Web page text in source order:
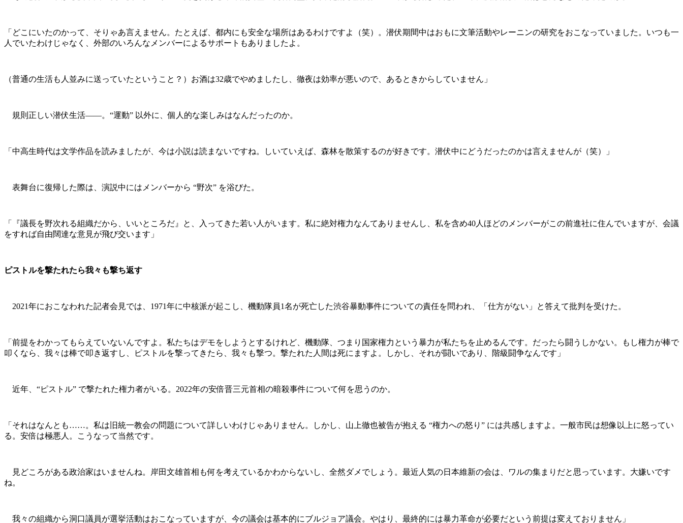
「どこにいたのかって、そりゃあ言えません。たとえば、都内にも安全な場所はあるわけですよ（笑）。潜伏期間中はおもに文筆活動やレーニンの研究をおこなっていました。いつも一
人でいたわけじゃなく、外部のいろんなメンバーによるサポートもありましたよ。
（普通の生活も人並みに送っていたということ？）お酒は32歳でやめましたし、徹夜は効率が悪いので、あるときからしていません」
規則正しい潜伏生活――。“運動” 以外に、個人的な楽しみはなんだったのか。
「中高生時代は文学作品を読みましたが、今は小説は読まないですね。しいていえば、森林を散策するのが好きです。潜伏中にどうだったのかは言えませんが（笑）」
表舞台に復帰した際は、演説中にはメンバーから “野次” を浴びた。
「『議長を野次れる組織だから、いいところだ』と、入ってきた若い人がいます。私に絶対権力なんてありませんし、私を含め40人ほどのメンバーがこの前進社に住んでいますが、会議
をすれば自由闊達な意見が飛び交います」
ピストルを撃たれたら我々も撃ち返す
2021年におこなわれた記者会見では、1971年に中核派が起こし、機動隊員1名が死亡した渋谷暴動事件についての責任を問われ、「仕方がない」と答えて批判を受けた。
「前提をわかってもらえていないんですよ。私たちはデモをしようとするけれど、機動隊、つまり国家権力という暴力が私たちを止めるんです。だったら闘うしかない。もし権力が棒で
叩くなら、我々は棒で叩き返すし、ピストルを撃ってきたら、我々も撃つ。撃たれた人間は死にますよ。しかし、それが闘いであり、階級闘争なんです」
近年、“ピストル” で撃たれた権力者がいる。2022年の安倍晋三元首相の暗殺事件について何を思うのか。
「それはなんとも……。私は旧統一教会の問題について詳しいわけじゃありません。しかし、山上徹也被告が抱える “権力への怒り” には共感しますよ。一般市民は想像以上に怒ってい
る。安倍は極悪人。こうなって当然です。
見どころがある政治家はいませんね。岸田文雄首相も何を考えているかわからないし、全然ダメでしょう。最近人気の日本維新の会は、ワルの集まりだと思っています。大嫌いです
ね。
我々の組織から洞口議員が選挙活動はおこなっていますが、今の議会は基本的にブルジョア議会。やはり、最終的には暴力革命が必要だという前提は変えておりません」